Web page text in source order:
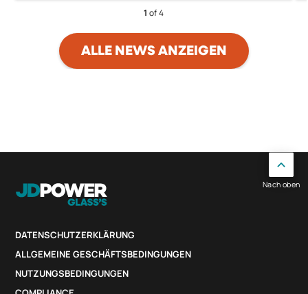
1 of 4
ALLE NEWS ANZEIGEN
DATENSCHUTZERKLÄRUNG
ALLGEMEINE GESCHÄFTSBEDINGUNGEN
NUTZUNGSBEDINGUNGEN
Nach oben